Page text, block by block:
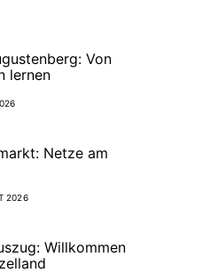
Von
lernen
Netze am
2026
Willkommen